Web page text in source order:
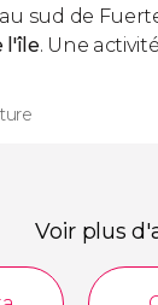
sud de
l'île. Une
Voir plus